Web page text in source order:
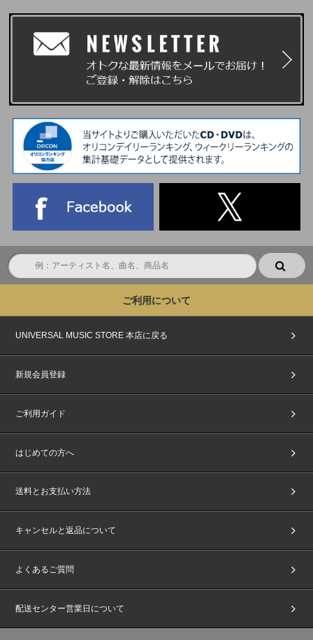
ご利用について
UNIVERSAL MUSIC STORE 本店に戻る
新規会員登録
ご利用ガイド
はじめての方へ
送料とお支払い方法
キャンセルと返品について
よくあるご質問
配送センター営業日について